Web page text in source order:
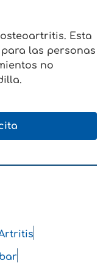
Esta
las personas
no